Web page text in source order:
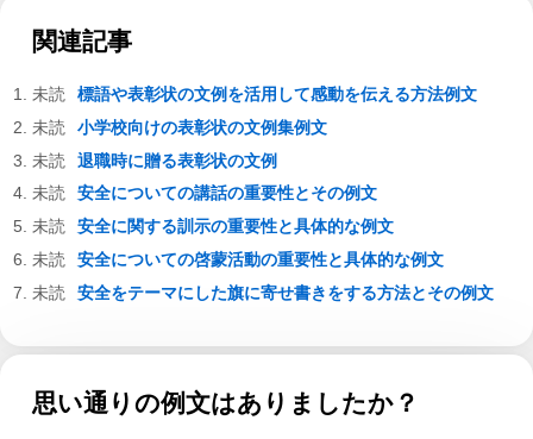
関連記事
標語や表彰状の文例を活用して感動を伝える方法例文
小学校向けの表彰状の文例集例文
退職時に贈る表彰状の文例
安全についての講話の重要性とその例文
安全に関する訓示の重要性と具体的な例文
安全についての啓蒙活動の重要性と具体的な例文
安全をテーマにした旗に寄せ書きをする方法とその例文
思い通りの例文はありましたか？